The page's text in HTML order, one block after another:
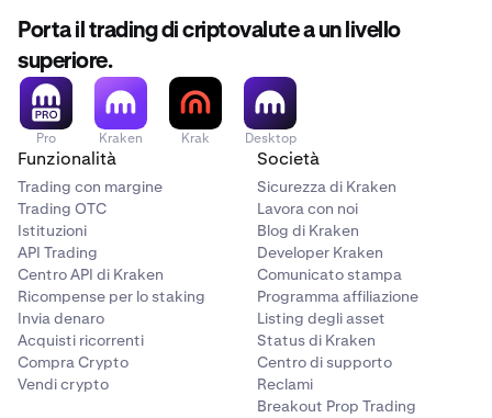
Soluzione:esegui il cambio dei saldicon la valuta che
desideri prelevare.
Porta il trading di criptovalute a un livello
superiore.
Pro Kraken Krak Desktop
Funzionalità
Trading con margine
Trading OTC
Istituzioni
API Trading
Centro API di Kraken
Ricompense per lo staking
Invia denaro
Acquisti ricorrenti
Compra Crypto
Vendi crypto
Società
Sicurezza di Kraken
Lavora con noi
Blog di Kraken
Developer Kraken
Comunicato stampa
Programma affiliazione
Listing degli asset
Status di Kraken
Centro di supporto
Reclami
Breakout Prop Trading